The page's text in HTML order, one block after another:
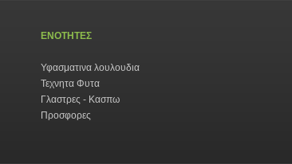
ΕΝΟΤΗΤΕΣ
Υφασματινα λουλουδια
Τεχνητα Φυτα
Γλαστρες - Κασπω
Προσφορες